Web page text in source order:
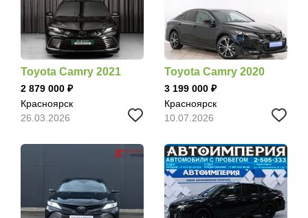
Toyota Camry 2021
2 879 000
Красноярск
26.03.2026
Toyota Camry 2020
3 199 000
Красноярск
10.07.2026